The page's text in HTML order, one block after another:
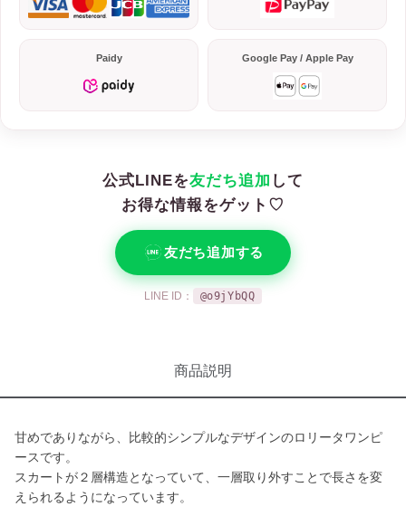
Paidy Google Pay / Apple Pay
公式LINEを友だち追加 して
お得な情報をゲット♡
友だち追加する
LINE ID： @o9jYbQQ
商品説明
甘めでありながら、比較的シンプルなデザインのロリータワンピ
ースです。
スカートが２層構造となっていて、一層取り外すことで長さを変
えられるようになっています。